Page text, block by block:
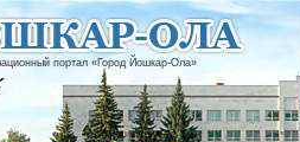
портал «Город Йошкар-Ола»